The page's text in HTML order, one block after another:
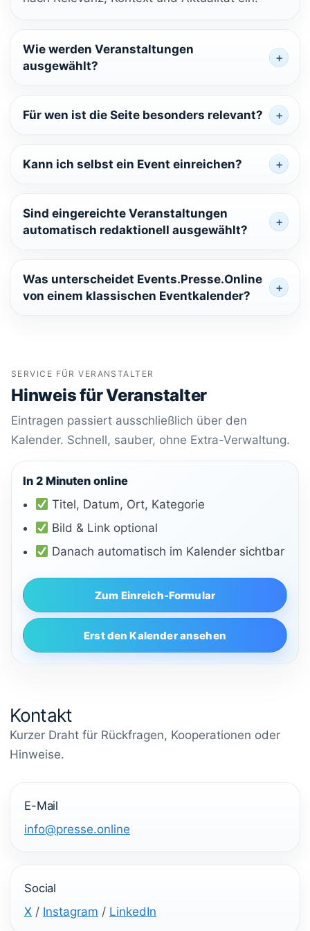
Wie werden Veranstaltungen
ausgewählt?
Für wen ist die Seite besonders relevant?
Kann ich selbst ein Event einreichen?
Sind eingereichte Veranstaltungen
automatisch redaktionell ausgewählt?
Was unterscheidet Events.Presse.Online
von einem klassischen Eventkalender?
SERVICE FÜR VERANSTALTER
Hinweis für Veranstalter
Eintragen passiert ausschließlich über den
Kalender. Schnell, sauber, ohne Extra-Verwaltung.
In 2 Minuten online
Titel, Datum, Ort, Kategorie
Bild & Link optional
Danach automatisch im Kalender sichtbar
Zum Einreich-Formular
Erst den Kalender ansehen
Kontakt
Kurzer Draht für Rückfragen, Kooperationen oder
Hinweise.
E-Mail
info@presse.online
Social
X / Instagram / LinkedIn